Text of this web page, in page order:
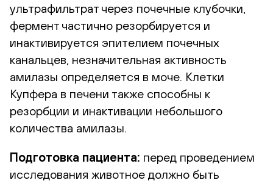
ультрафильтрат через почечные клубочки,
фермент частично резорбируется и
инактивируется эпителием почечных
канальцев, незначительная активность
амилазы определяется в моче. Клетки
Купфера в печени также способны к
резорбции и инактивации небольшого
количества амилазы.
Подготовка пациента: перед проведением
исследования животное должно быть